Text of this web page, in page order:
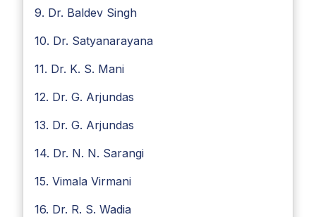
9. Dr. Baldev Singh
10. Dr. Satyanarayana
11. Dr. K. S. Mani
12. Dr. G. Arjundas
13. Dr. G. Arjundas
14. Dr. N. N. Sarangi
15. Vimala Virmani
16. Dr. R. S. Wadia